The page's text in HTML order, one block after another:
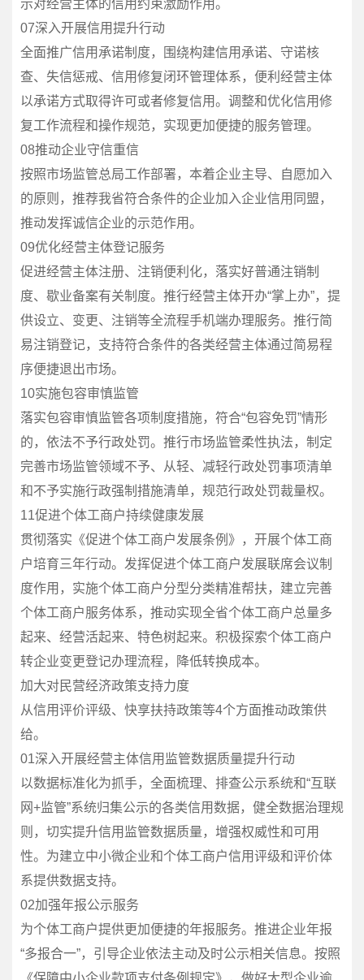
示对经营主体的信用约束激励作用。
07深入开展信用提升行动
全面推广信用承诺制度，围绕构建信用承诺、守诺核
查、失信惩戒、信用修复闭环管理体系，便利经营主体
以承诺方式取得许可或者修复信用。调整和优化信用修
复工作流程和操作规范，实现更加便捷的服务管理。
08推动企业守信重信
按照市场监管总局工作部署，本着企业主导、自愿加入
的原则，推荐我省符合条件的企业加入企业信用同盟，
推动发挥诚信企业的示范作用。
09优化经营主体登记服务
促进经营主体注册、注销便利化，落实好普通注销制
度、歇业备案有关制度。推行经营主体开办“掌上办”，提
供设立、变更、注销等全流程手机端办理服务。推行简
易注销登记，支持符合条件的各类经营主体通过简易程
序便捷退出市场。
10实施包容审慎监管
落实包容审慎监管各项制度措施，符合“包容免罚”情形
的，依法不予行政处罚。推行市场监管柔性执法，制定
完善市场监管领域不予、从轻、减轻行政处罚事项清单
和不予实施行政强制措施清单，规范行政处罚裁量权。
11促进个体工商户持续健康发展
贯彻落实《促进个体工商户发展条例》，开展个体工商
户培育三年行动。发挥促进个体工商户发展联席会议制
度作用，实施个体工商户分型分类精准帮扶，建立完善
个体工商户服务体系，推动实现全省个体工商户总量多
起来、经营活起来、特色树起来。积极探索个体工商户
转企业变更登记办理流程，降低转换成本。
加大对民营经济政策支持力度
从信用评价评级、快享扶持政策等4个方面推动政策供
给。
01深入开展经营主体信用监管数据质量提升行动
以数据标准化为抓手，全面梳理、排查公示系统和“互联
网+监管”系统归集公示的各类信用数据，健全数据治理规
则，切实提升信用监管数据质量，增强权威性和可用
性。为建立中小微企业和个体工商户信用评级和评价体
系提供数据支持。
02加强年报公示服务
为个体工商户提供更加便捷的年报服务。推进企业年报
“多报合一”，引导企业依法主动及时公示相关信息。按照